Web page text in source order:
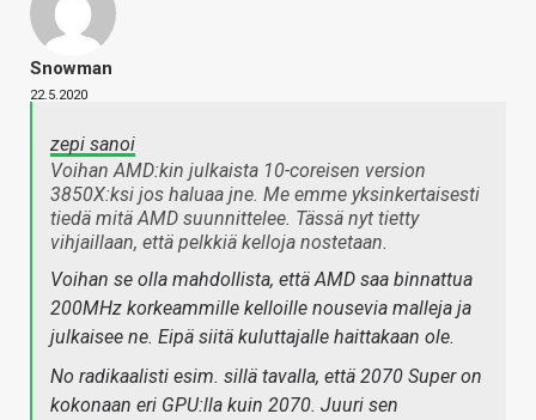
Snowman
22.5.2020
zepi sanoi
Voihan AMD:kin julkaista 10-coreisen version
3850X:ksi jos haluaa jne. Me emme yksinkertaisesti
tiedä mitä AMD suunnittelee. Tässä nyt tietty
vihjaillaan, että pelkkiä kelloja nostetaan.
Voihan se olla mahdollista, että AMD saa binnattua
200MHz korkeammille kelloille nousevia malleja ja
julkaisee ne. Eipä siitä kuluttajalle haittakaan ole.
No radikaalisti esim. sillä tavalla, että 2070 Super on
kokonaan eri GPU:lla kuin 2070. Juuri sen